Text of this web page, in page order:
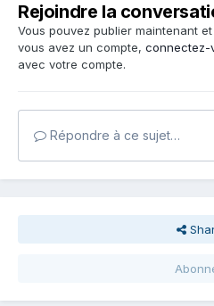
Rejoindre la
Vous pouvez publier maintenant
vous avez un compte, connectez-
avec votre compte.
Répondre à ce sujet…